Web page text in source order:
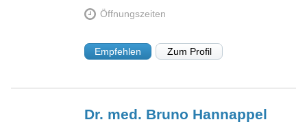
Öffnungszeiten
Empfehlen Zum Profil
Dr. med. Bruno Hannappel